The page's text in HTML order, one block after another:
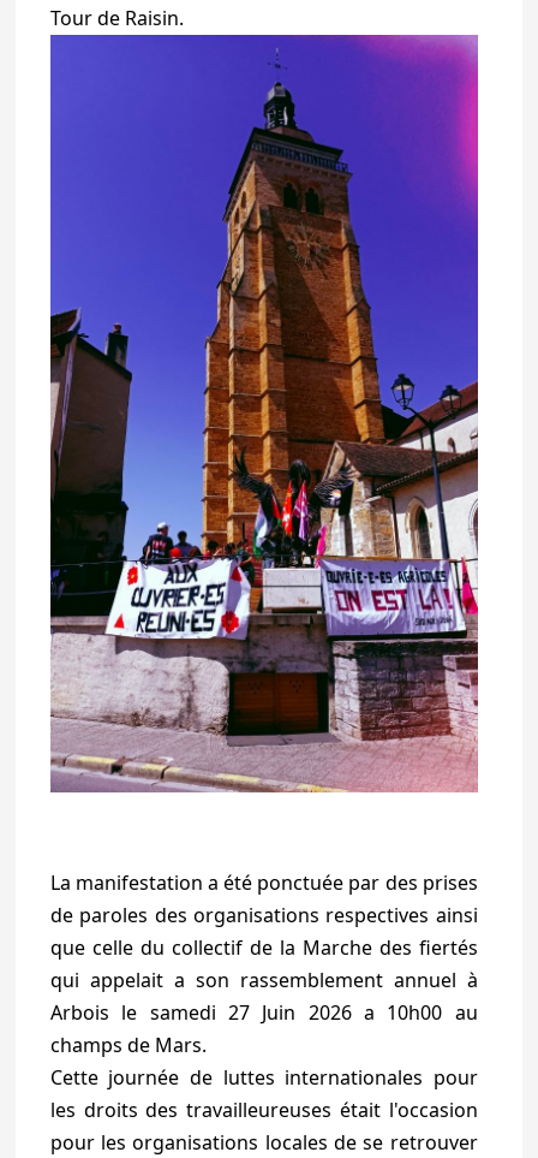
Tour de Raisin.
La manifestation a été ponctuée par des prises
de paroles des organisations respectives ainsi
que celle du collectif de la Marche des fiertés
qui appelait a son rassemblement annuel à
Arbois le samedi 27 Juin 2026 a 10h00 au
champs de Mars.
Cette journée de luttes internationales pour
les droits des travailleureuses était l'occasion
pour les organisations locales de se retrouver